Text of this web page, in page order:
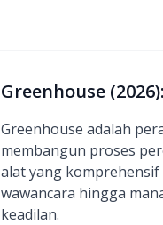
Greenhouse
Greenhouse adalah
membangun proses
alat yang
wawancara hingga
keadilan.